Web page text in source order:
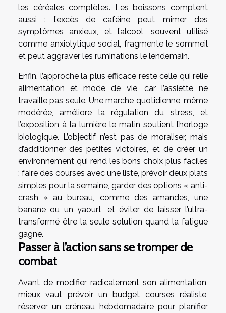
les céréales complètes. Les boissons comptent
aussi : l’excès de caféine peut mimer des
symptômes anxieux, et l’alcool, souvent utilisé
comme anxiolytique social, fragmente le sommeil
et peut aggraver les ruminations le lendemain.
Enfin, l’approche la plus efficace reste celle qui relie
alimentation et mode de vie, car l’assiette ne
travaille pas seule. Une marche quotidienne, même
modérée, améliore la régulation du stress, et
l’exposition à la lumière le matin soutient l’horloge
biologique. L’objectif n’est pas de moraliser, mais
d’additionner des petites victoires, et de créer un
environnement qui rend les bons choix plus faciles
: faire des courses avec une liste, prévoir deux plats
simples pour la semaine, garder des options « anti-
crash » au bureau, comme des amandes, une
banane ou un yaourt, et éviter de laisser l’ultra-
transformé être la seule solution quand la fatigue
gagne.
Passer à l’action sans se tromper de
combat
Avant de modifier radicalement son alimentation,
mieux vaut prévoir un budget courses réaliste,
réserver un créneau hebdomadaire pour planifier